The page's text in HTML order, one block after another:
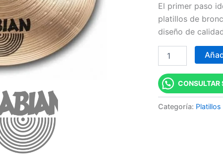
El primer paso
platillos de
diseño de
"SABIAN"
cantidad
CONSULTAR
Categoría: